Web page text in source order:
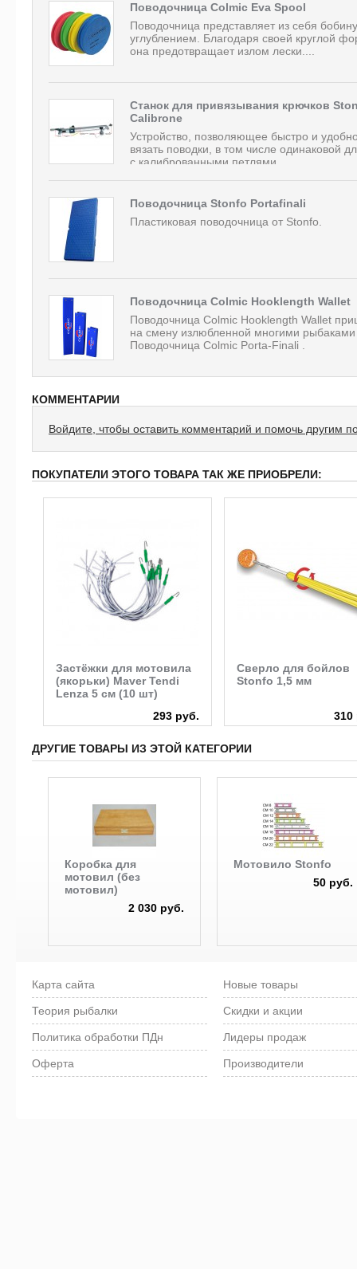
Поводочница Colmic Eva Spool
Поводочница представляет из себя
углублением. Благодаря своей круглой
она предотвращает излом лески....
Станок для привязывания крючков
Calibrone
Устройство, позволяющее быстро и
вязать поводки, в том числе одинаковой
с калиброванными петлями....
Поводочница Stonfo Portafinali
Пластиковая поводочница от Stonfo.
Поводочница Colmic Hooklength Wallet
Поводочница Colmic Hooklength Wallet
на смену излюбленной многими
Поводочница Colmic Porta-Finali .
КОММЕНТАРИИ
Войдите, чтобы оставить комментарий и помочь другим
ПОКУПАТЕЛИ ЭТОГО ТОВАРА ТАК ЖЕ ПРИОБРЕЛИ:
Застёжки для мотовила
(якорьки) Maver Tendi
Lenza 5 см (10 шт)
293 руб.
Сверло для бойлов
Stonfo 1,5 мм
310
ДРУГИЕ ТОВАРЫ ИЗ ЭТОЙ КАТЕГОРИИ
Коробка для
мотовил (без
мотовил)
2 030 руб.
Мотовило Stonfo
50 руб.
Карта сайта
Теория рыбалки
Политика обработки ПДн
Оферта
Новые товары
Скидки и акции
Лидеры продаж
Производители